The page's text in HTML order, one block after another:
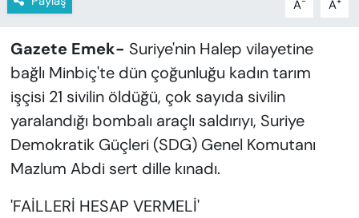
A A
Gazete Emek- Suriye'nin Halep vilayetine
bağlı Minbiç'te dün çoğunluğu kadın tarım
işçisi 21 sivilin öldüğü, çok sayıda sivilin
yaralandığı bombalı araçlı saldırıyı, Suriye
Demokratik Güçleri (SDG) Genel Komutanı
Mazlum Abdi sert dille kınadı.
'FAİLLERİ HESAP VERMELİ'
SİYASET
VAN VE DİYARBAKIR HABERLERİ